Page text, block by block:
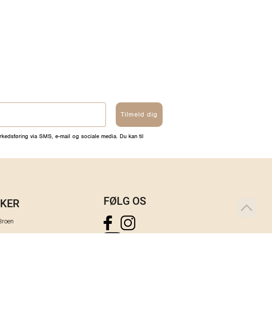
Tilmeld dig
via SMS, e-mail og sociale media. Du kan til
FØLG OS